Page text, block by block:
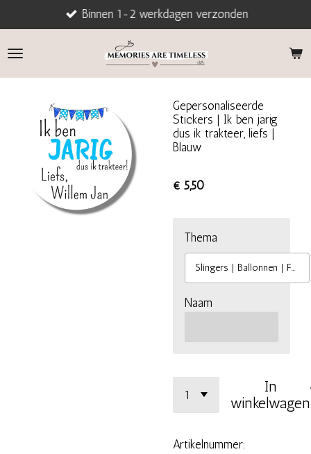
direct
naar
Binnen 1-2 werkdagen verzonden
Gepersonaliseerde
Stickers | Ik ben jarig
dus ik trakteer, liefs |
Blauw
€ 5,50
Thema
Slingers | Ballonnen | Feest
Naam
In
winkelwagen
Artikelnummer: